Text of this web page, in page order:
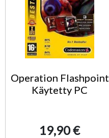
Operation Flashpoint
Käytetty PC
19,90 €